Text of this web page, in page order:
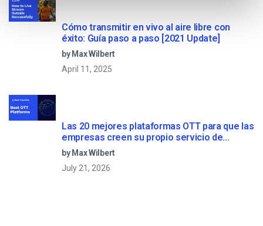
Cómo transmitir en vivo al aire libre con
éxito: Guía paso a paso [2021 Update]
by Max Wilbert
April 11, 2025
Las 20 mejores plataformas OTT para que las
empresas creen su propio servicio de
streaming (2026)
by Max Wilbert
July 21, 2026